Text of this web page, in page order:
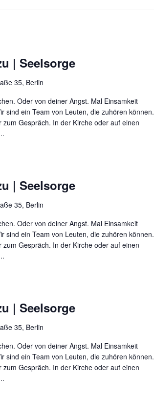
| Seelsorge
35, Berlin
Oder von deiner Angst. Mal Einsamkeit
sind ein Team von Leuten, die zuhören können.
Gespräch. In der Kirche oder auf einen
| Seelsorge
35, Berlin
Oder von deiner Angst. Mal Einsamkeit
sind ein Team von Leuten, die zuhören können.
Gespräch. In der Kirche oder auf einen
| Seelsorge
35, Berlin
Oder von deiner Angst. Mal Einsamkeit
sind ein Team von Leuten, die zuhören können.
Gespräch. In der Kirche oder auf einen